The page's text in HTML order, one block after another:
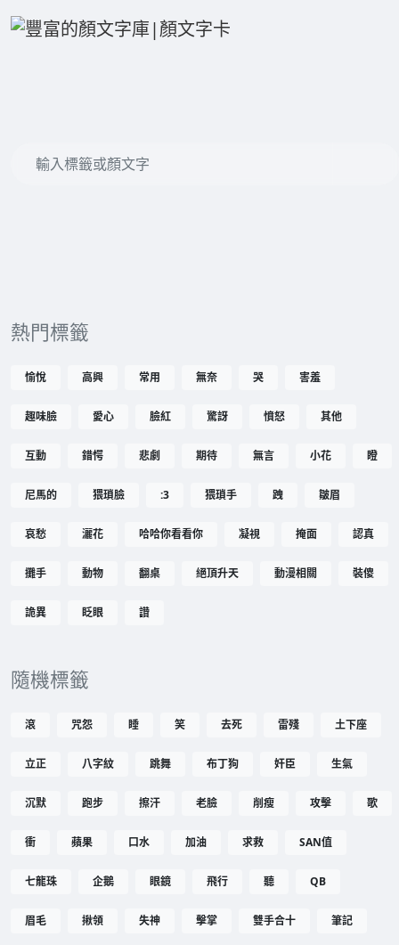
熱門標籤
愉悅 高興 常用 無奈 哭 害羞
趣味臉 愛心 臉紅 驚訝 憤怒 其他
互動 錯愕 悲劇 期待 無言 小花 瞪
尼馬的 猥瑣臉 :3 猥瑣手 跩 皺眉
哀愁 灑花 哈哈你看看你 凝視 掩面 認真
攤手 動物 翻桌 絕頂升天 動漫相關 裝傻
詭異 眨眼 讚
隨機標籤
滾 咒怨 睡 笑 去死 雷殘 土下座
立正 八字紋 跳舞 布丁狗 奸臣 生氣
沉默 跑步 擦汗 老臉 削瘦 攻擊 歌
衝 蘋果 口水 加油 求救 SAN值
七龍珠 企鵝 眼鏡 飛行 聽 QB
眉毛 揪領 失神 擊掌 雙手合十 筆記